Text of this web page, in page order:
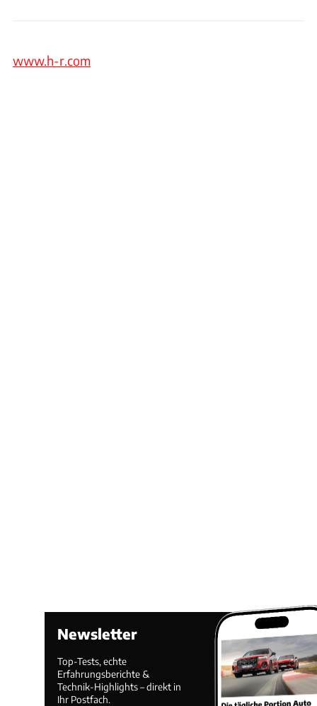
www.h-r.com
Newsletter
Top-Tests, echte
Erfahrungsberichte &
Technik-Highlights – direkt in
Ihr Postfach.